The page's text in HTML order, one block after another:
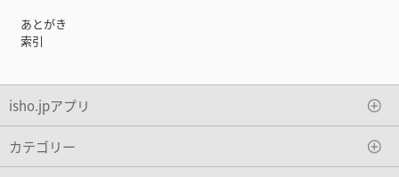
あとがき
索引
isho.jpアプリ
カテゴリー